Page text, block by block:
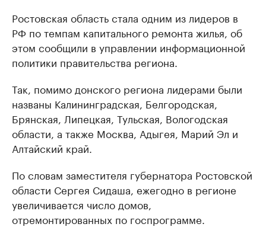
Ростовская область стала одним из лидеров в
РФ по темпам капитального ремонта жилья, об
этом сообщили в управлении информационной
политики правительства региона.
Так, помимо донского региона лидерами были
названы Калининградская, Белгородская,
Брянская, Липецкая, Тульская, Вологодская
области, а также Москва, Адыгея, Марий Эл и
Алтайский край.
По словам заместителя губернатора Ростовской
области Сергея Сидаша, ежегодно в регионе
увеличивается число домов,
отремонтированных по госпрограмме.